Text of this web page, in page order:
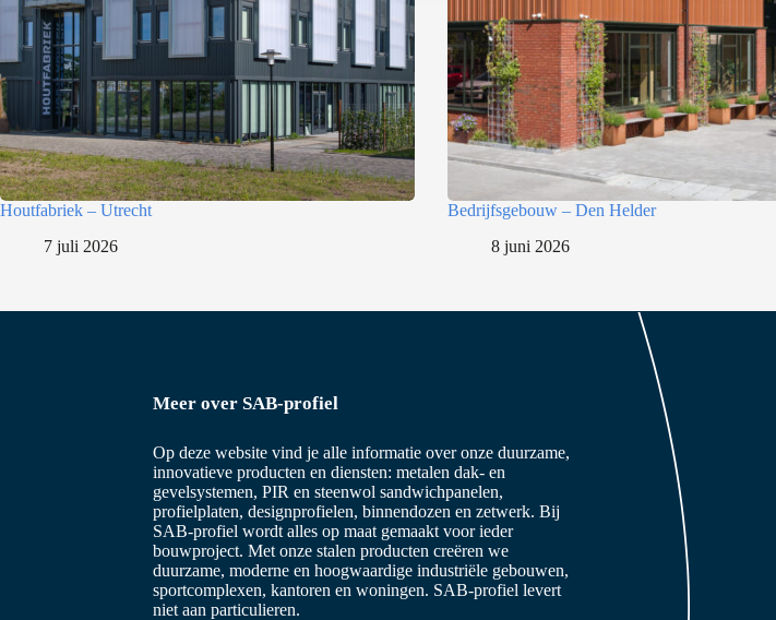
e
l
i
e
Houtfabriek – Utrecht
7 juli 2026
Bedrijfsgebouw – Den Helder
8 juni 2026
Meer over SAB-profiel
Op deze website vind je alle informatie over onze duurzame,
innovatieve producten en diensten: metalen dak- en
gevelsystemen, PIR en steenwol sandwichpanelen,
profielplaten, designprofielen, binnendozen en zetwerk. Bij
SAB-profiel wordt alles op maat gemaakt voor ieder
bouwproject. Met onze stalen producten creëren we
duurzame, moderne en hoogwaardige industriële gebouwen,
sportcomplexen, kantoren en woningen. SAB-profiel levert
niet aan particulieren.